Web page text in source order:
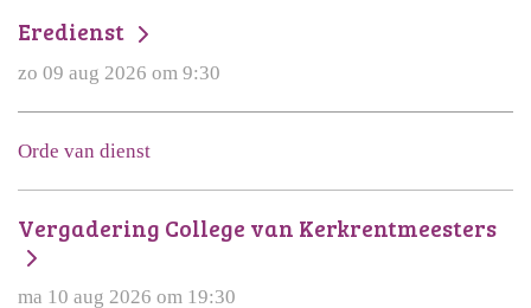
Eredienst
zo 09 aug 2026 om 9:30
Orde van dienst
Vergadering College van Kerkrentmeesters
ma 10 aug 2026 om 19:30